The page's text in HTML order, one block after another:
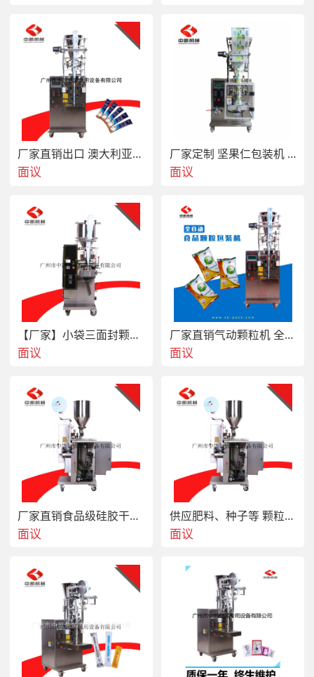
厂家直销出口 澳大利亚咖啡颗粒包装机 小剂量包装机|自动包装机
面议
厂家定制 坚果仁包装机 颗粒物料全自动定量包装 颗粒包装机
面议
【厂家】小袋三面封颗粒包装机 医药防潮干燥剂 量杯计量
面议
厂家直销气动颗粒机 全自动活性炭竹炭颗粒包装机 立式制袋颗粒机
面议
厂家直销食品级硅胶干燥剂包装机 小袋5-10g防潮珠全自动包装机
面议
供应肥料、种子等 颗粒自动立式包装机，欢迎惠顾！~~
面议